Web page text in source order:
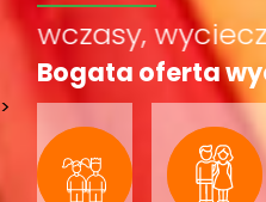
>
wczasy,
Bogata oferta